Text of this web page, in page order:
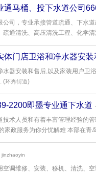
通马桶、投下水道公司
公司，专业承接管道疏通、下水
疏通清洗、高压清洗工程、化学
体门店卫浴和净水器安装
水器安装和售后,以及家装用户卫
(环秀街道)
2200即墨专业通下水道
技术人员和有着丰富管理经验的
家政服务为你分忧解难 本部在青
jinzhaoyin
空调维修、安装、移机、清洗、